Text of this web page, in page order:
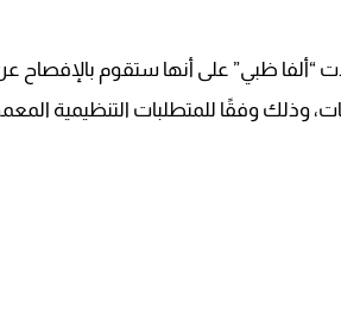
“ألفا ظبي” على أنها ستقوم
وذلك وفقًا للمتطلبات التنظيمية